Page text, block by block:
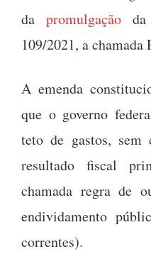
da promulgaçãoda
109/2021, a chamada
A emenda
que o governo
teto de gastos, sem
resultado fiscal
chamada regra de
endividamento
correntes).